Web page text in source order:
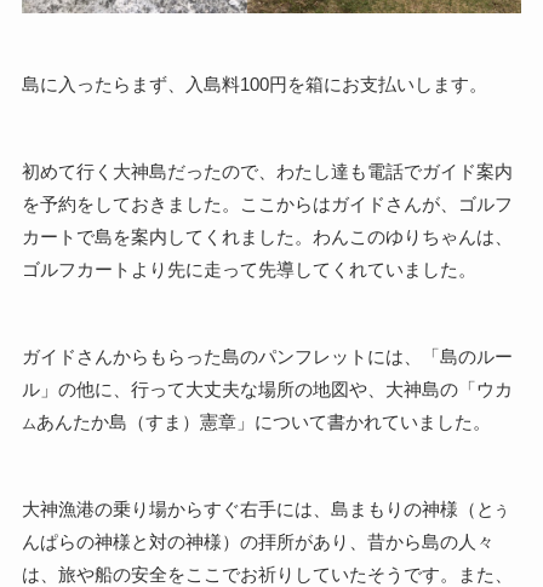
島に入ったらまず、入島料100円を箱にお支払いします。
初めて行く大神島だったので、わたし達も電話でガイド案内
を予約をしておきました。ここからはガイドさんが、ゴルフ
カートで島を案内してくれました。わんこのゆりちゃんは、
ゴルフカートより先に走って先導してくれていました。
ガイドさんからもらった島のパンフレットには、「島のルー
ル」の他に、行って大丈夫な場所の地図や、大神島の「ウカ
ムあんたか島（すま）憲章」について書かれていました。
大神漁港の乗り場からすぐ右手には、島まもりの神様（と う
んぱらの神様と対の神様）の拝所があり、昔から島の人々
は、旅や船の安全をここでお祈りしていたそうです。また、